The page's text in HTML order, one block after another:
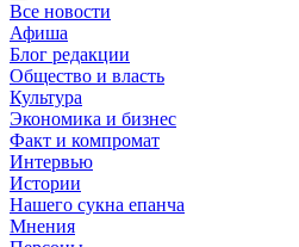
Все новости
Афиша
Блог редакции
Общество и власть
Культура
Экономика и бизнес
Факт и компромат
Интервью
Истории
Нашего сукна епанча
Мнения